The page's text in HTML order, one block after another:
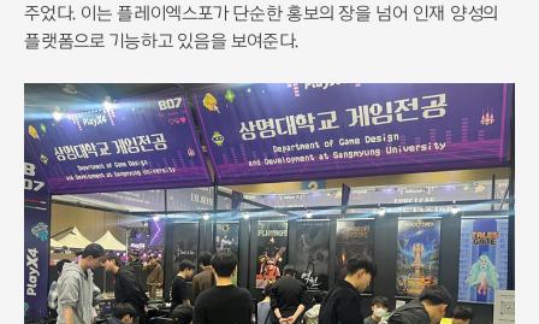
주었다. 이는 플레이엑스포가 단순한 홍보의 장을 넘어 인재 양성의
플랫폼으로 기능하고 있음을 보여준다.